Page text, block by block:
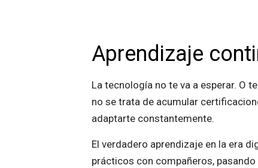
Aprendizaje
La tecnología no te va a esperar. O
no se trata de acumular
adaptarte constantemente.
El verdadero aprendizaje en la era
prácticos con compañeros,